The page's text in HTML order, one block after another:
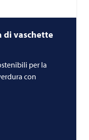
di vaschette
per la
con